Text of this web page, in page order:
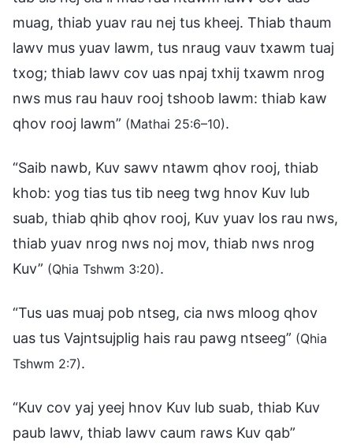
muag, thiab yuav rau nej tus kheej. Thiab thaum
lawv mus yuav lawm, tus nraug vauv txawm tuaj
txog; thiab lawv cov uas npaj txhij txawm nrog
nws mus rau hauv rooj tshoob lawm: thiab kaw
qhov rooj lawm” (Mathai 25:6–10).
“Saib nawb, Kuv sawv ntawm qhov rooj, thiab
khob: yog tias tus tib neeg twg hnov Kuv lub
suab, thiab qhib qhov rooj, Kuv yuav los rau nws,
thiab yuav nrog nws noj mov, thiab nws nrog
Kuv” (Qhia Tshwm 3:20).
“Tus uas muaj pob ntseg, cia nws mloog qhov
uas tus Vajntsujplig hais rau pawg ntseeg” (Qhia
Tshwm 2:7).
“Kuv cov yaj yeej hnov Kuv lub suab, thiab Kuv
paub lawv, thiab lawv caum raws Kuv qab”